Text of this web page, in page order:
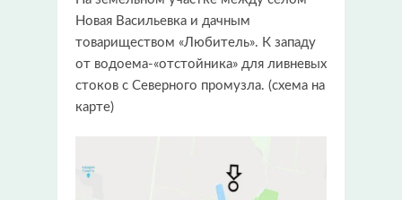
Новая Васильевка и дачным
товариществом «Любитель». К западу
от водоема-«отстойника» для ливневых
стоков с Северного промузла. (схема на
карте)